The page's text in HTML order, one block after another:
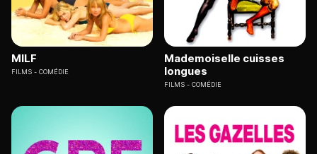
MILF
FILMS COMÉDIE
Mademoiselle cuisses
longues
FILMS COMÉDIE